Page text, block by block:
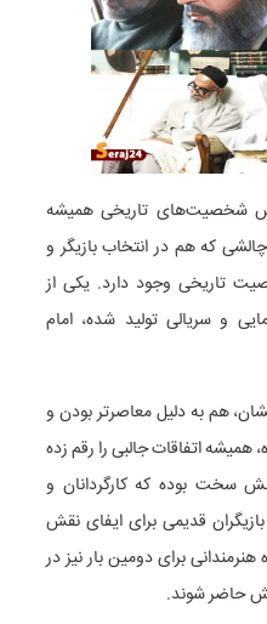
شخصیت‌های تاریخی همیشه
که هم در انتخاب بازیگر و
تاریخی وجود دارد. یکی از
و سریالی تولید شده، امام
هم به دلیل معاصرتر بودن و
اتفاقات جالبی را رقم زده
سخت بوده که کارگردانان و
قدیمی برای ایفای نقش
برای دومین بار نیز در
حاضر شوند.